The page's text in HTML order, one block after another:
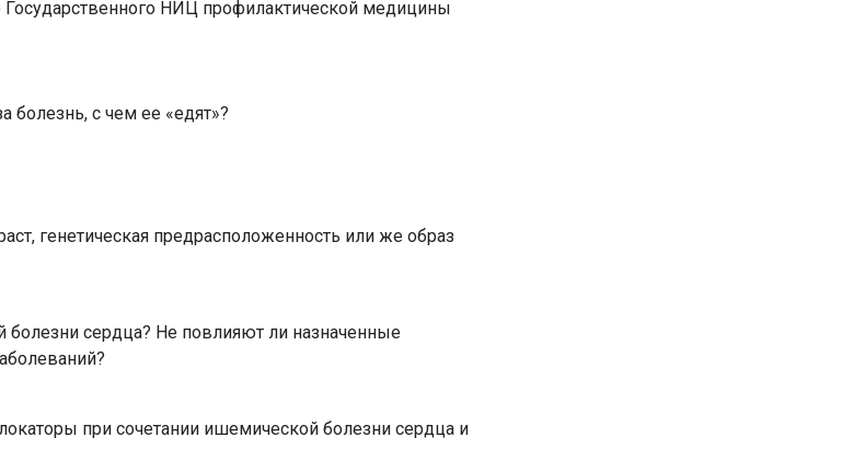
Государственного НИЦ профилактической медицины
болезнь, с чем ее «едят»?
генетическая предрасположенность или же образ
сердца? Не повлияют ли назначенные
при сочетании ишемической болезни сердца и